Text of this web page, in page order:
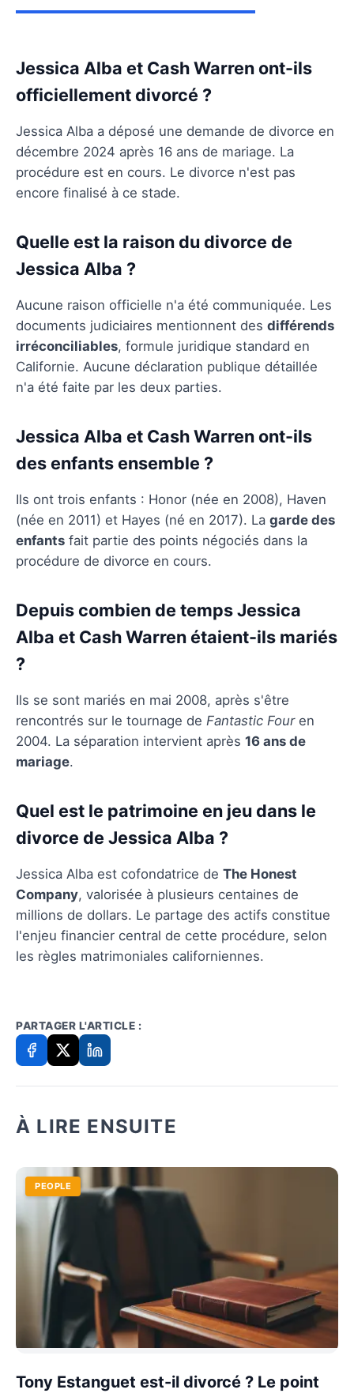
Jessica Alba et Cash Warren ont-ils
officiellement divorcé ?
Jessica Alba a déposé une demande de divorce en
décembre 2024 après 16 ans de mariage. La
procédure est en cours. Le divorce n'est pas
encore finalisé à ce stade.
Quelle est la raison du divorce de
Jessica Alba ?
Aucune raison officielle n'a été communiquée. Les
documents judiciaires mentionnent des différends
irréconciliables, formule juridique standard en
Californie. Aucune déclaration publique détaillée
n'a été faite par les deux parties.
Jessica Alba et Cash Warren ont-ils
des enfants ensemble ?
Ils ont trois enfants : Honor (née en 2008), Haven
(née en 2011) et Hayes (né en 2017). La garde des
enfants fait partie des points négociés dans la
procédure de divorce en cours.
Depuis combien de temps Jessica
Alba et Cash Warren étaient-ils mariés
?
Ils se sont mariés en mai 2008, après s'être
rencontrés sur le tournage de Fantastic Fouren
2004. La séparation intervient après 16 ans de
mariage.
Quel est le patrimoine en jeu dans le
divorce de Jessica Alba ?
Jessica Alba est cofondatrice de The Honest
Company, valorisée à plusieurs centaines de
millions de dollars. Le partage des actifs constitue
l'enjeu financier central de cette procédure, selon
les règles matrimoniales californiennes.
PARTAGER L'ARTICLE :
À LIRE ENSUITE
PEOPLE
Tony Estanguet est-il divorcé ? Le point